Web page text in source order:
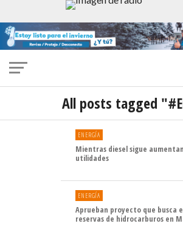
All posts tagged
ENERGÍA
Mientras diesel sigue
utilidades
ENERGÍA
Aprueban proyecto que busca
reservas de hidrocarburos en